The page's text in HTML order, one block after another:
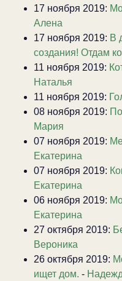
17 ноября 2019:
Алена
17 ноября 2019: В
создания! Отдам
11 ноября 2019:
Наталья
11 ноября 2019:
08 ноября 2019:
Мария
07 ноября 2019:
Екатерина
07 ноября 2019:
Екатерина
06 ноября 2019:
Екатерина
27 октября 2019:
Вероника
26 октября 2019:
ищет дом. -